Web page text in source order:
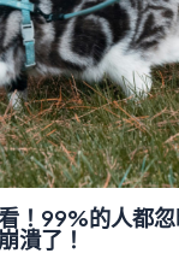
！99%的人都
潰了！